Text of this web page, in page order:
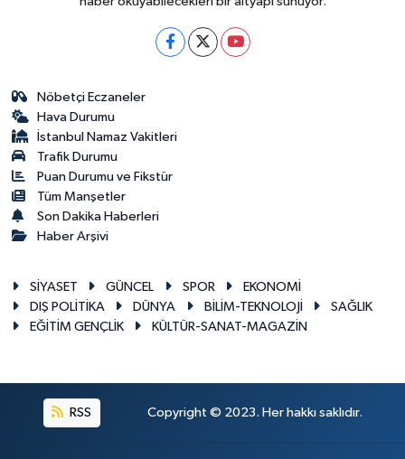
Nöbetçi Eczaneler
Hava Durumu
İstanbul Namaz Vakitleri
Trafik Durumu
Puan Durumu ve Fikstür
Tüm Manşetler
Son Dakika Haberleri
Haber Arşivi
SİYASET GÜNCEL SPOR
EKONOMİ
DIŞ POLİTİKA
DÜNYA BİLİM-TEKNOLOJİ
SAĞLIK
EĞİTİM GENÇLİK
KÜLTÜR-SANAT-MAGAZİN
RSS Copyright © 2023. Her hakkı saklıdır.